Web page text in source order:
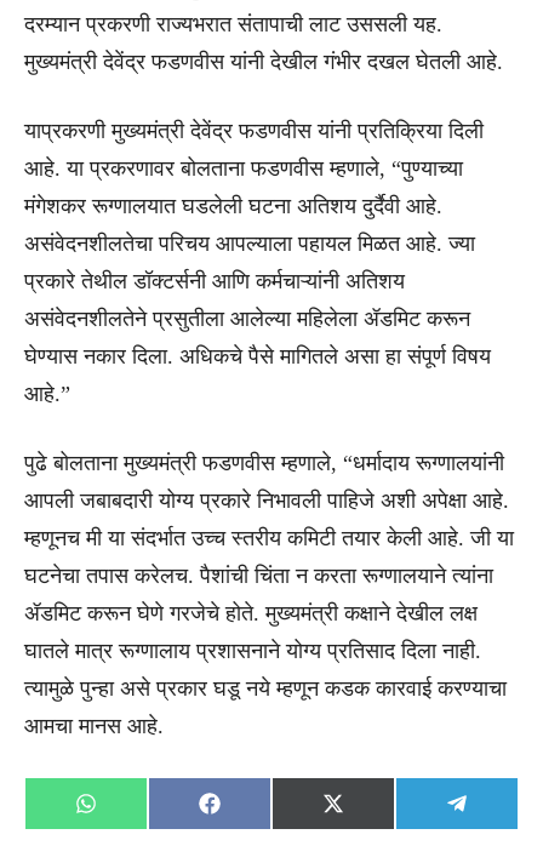
दरम्यान प्रकरणी राज्यभरात संतापाची लाट उससली यह.
मुख्यमंत्री देवेंद्र फडणवीस यांनी देखील गंभीर दखल घेतली आहे.
याप्रकरणी मुख्यमंत्री देवेंद्र फडणवीस यांनी प्रतिक्रिया दिली
आहे. या प्रकरणावर बोलताना फडणवीस म्हणाले, “पुण्याच्या
मंगेशकर रूग्णालयात घडलेली घटना अतिशय दुर्दैवी आहे.
असंवेदनशीलतेचा परिचय आपल्याला पहायल मिळत आहे. ज्या
प्रकारे तेथील डॉक्टर्सनी आणि कर्मचाऱ्यांनी अतिशय
असंवेदनशीलतेने प्रसुतीला आलेल्या महिलेला ॲडमिट करून
घेण्यास नकार दिला. अधिकचे पैसे मागितले असा हा संपूर्ण विषय
आहे.”
पुढे बोलताना मुख्यमंत्री फडणवीस म्हणाले, “धर्मादाय रूग्णालयांनी
आपली जबाबदारी योग्य प्रकारे निभावली पाहिजे अशी अपेक्षा आहे.
म्हणूनच मी या संदर्भात उच्च स्तरीय कमिटी तयार केली आहे. जी या
घटनेचा तपास करेलच. पैशांची चिंता न करता रूग्णालयाने त्यांना
ॲडमिट करून घेणे गरजेचे होते. मुख्यमंत्री कक्षाने देखील लक्ष
घातले मात्र रूग्णालाय प्रशासनाने योग्य प्रतिसाद दिला नाही.
त्यामुळे पुन्हा असे प्रकार घडू नये म्हणून कडक कारवाई करण्याचा
आमचा मानस आहे.
Share
on
WhatsApp
Share
on
Facebook
Share
on
X
(Twitter)
Share
on